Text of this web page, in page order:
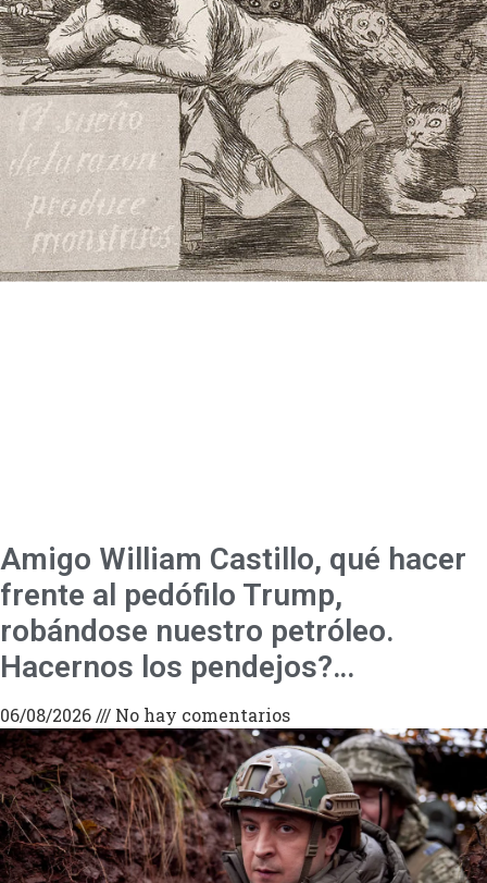
Amigo William Castillo, qué hacer
frente al pedófilo Trump,
robándose nuestro petróleo.
Hacernos los pendejos?…
06/08/2026 No hay comentarios